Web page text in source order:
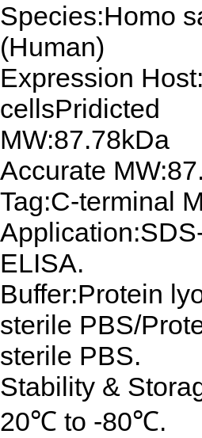
Species:Homo
(Human)
Expression
cellsPridicted
MW:87.78kDa
Accurate
Tag:C-terminal
ELISA.
Buffer:Protein
sterile PBS/
sterile PBS.
Stability &
20℃ to -80℃.